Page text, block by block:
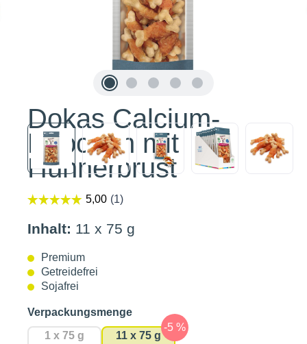
Dokas Calcium-
Knochen mit
Hühnerbrust
Inhalt: 11 x 75 g
Premium
Getreidefrei
Sojafrei
Verpackungsmengeauswählen
1 x 75 g 11 x 75 g